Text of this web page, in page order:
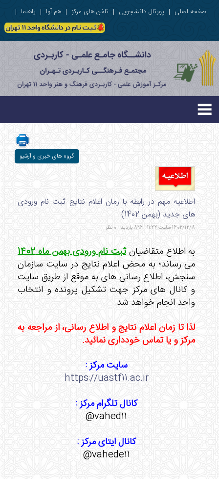
صفحه اصلی | پورتال دانشجویی | تلفن های مرکز | هم آوا | راهنما |
گروه های خبری و آرشیو
اطلاعیه مهم در رابطه با زمان اعلام نتایج ثبت نام ورودی
های جدید (بهمن 1402)
1402/12/8 ساعت 11:22 - 896 بازدید - 0 نظر
به اطلاع متقاضیانثبت نام ورودی بهمن ماه 1402
می رساند؛ به محض اعلام نتایج در سایت سازمان
سنجش، اطلاع رسانی های به موقع از طریق سایت
و کانال های مرکز جهت تشکیل پرونده و انتخاب
واحد انجام خواهد شد.
لذا تا زمان اعلام نتایج و اطلاع رسانی، از مراجعه به
مرکز و یا تماس خودداری نمائید.
سایت مرکز :
https://uastf11.ac.ir
کانال تلگرام مرکز :
vahed11@
کانال ایتای مرکز :
vahede11@